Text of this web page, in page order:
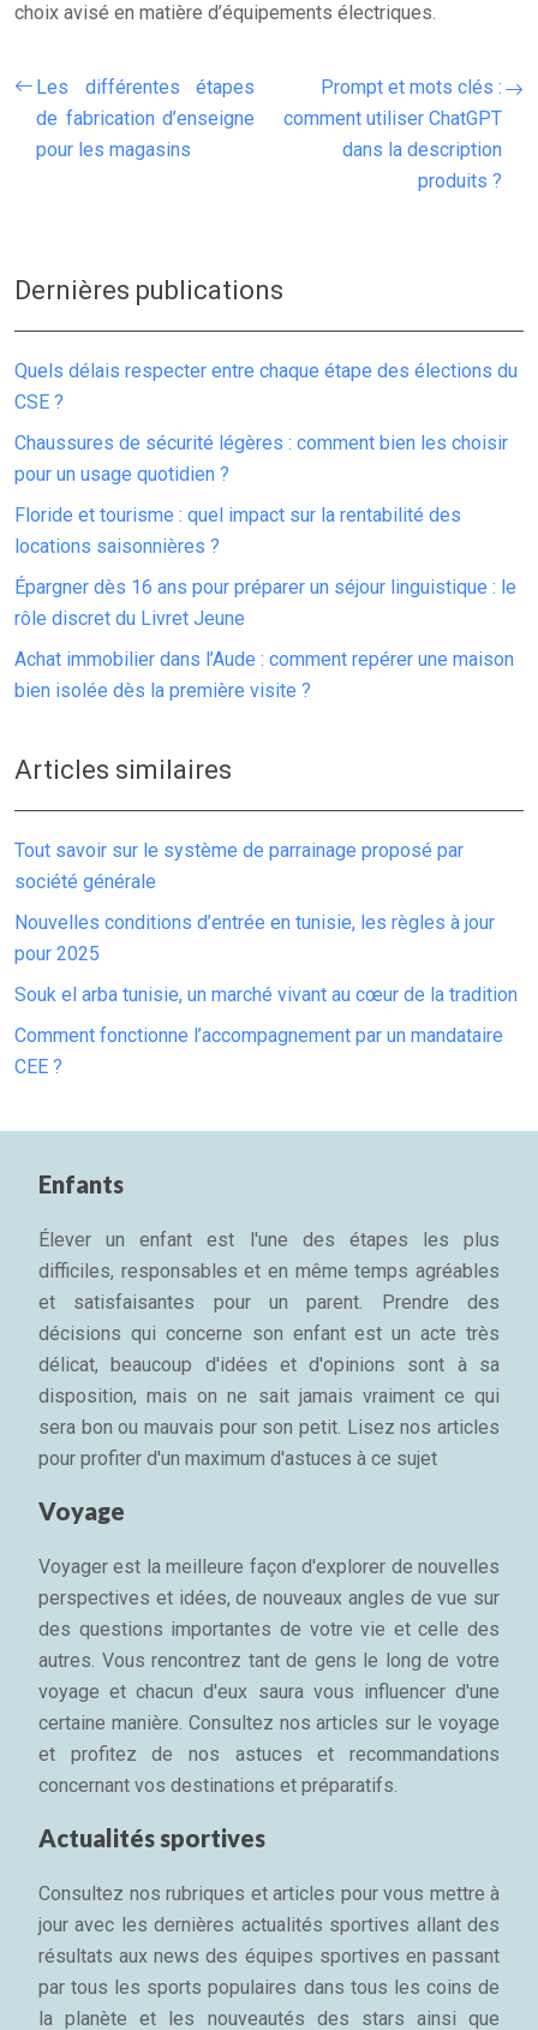
choix avisé en matière d’équipements électriques.
Les différentes étapes
de fabrication d’enseigne
pour les magasins
Prompt et mots clés :
comment utiliser ChatGPT
dans la description
produits ?
Dernières publications
Quels délais respecter entre chaque étape des élections du
CSE ?
Chaussures de sécurité légères : comment bien les choisir
pour un usage quotidien ?
Floride et tourisme : quel impact sur la rentabilité des
locations saisonnières ?
Épargner dès 16 ans pour préparer un séjour linguistique : le
rôle discret du Livret Jeune
Achat immobilier dans l’Aude : comment repérer une maison
bien isolée dès la première visite ?
Articles similaires
Tout savoir sur le système de parrainage proposé par
société générale
Nouvelles conditions d’entrée en tunisie, les règles à jour
pour 2025
Souk el arba tunisie, un marché vivant au cœur de la tradition
Comment fonctionne l’accompagnement par un mandataire
CEE ?
Enfants
Élever un enfant est l'une des étapes les plus
difficiles, responsables et en même temps agréables
et satisfaisantes pour un parent. Prendre des
décisions qui concerne son enfant est un acte très
délicat, beaucoup d'idées et d'opinions sont à sa
disposition, mais on ne sait jamais vraiment ce qui
sera bon ou mauvais pour son petit. Lisez nos articles
pour profiter d'un maximum d'astuces à ce sujet
Voyage
Voyager est la meilleure façon d'explorer de nouvelles
perspectives et idées, de nouveaux angles de vue sur
des questions importantes de votre vie et celle des
autres. Vous rencontrez tant de gens le long de votre
voyage et chacun d'eux saura vous influencer d'une
certaine manière. Consultez nos articles sur le voyage
et profitez de nos astuces et recommandations
concernant vos destinations et préparatifs.
Actualités sportives
Consultez nos rubriques et articles pour vous mettre à
jour avec les dernières actualités sportives allant des
résultats aux news des équipes sportives en passant
par tous les sports populaires dans tous les coins de
la planète et les nouveautés des stars ainsi que